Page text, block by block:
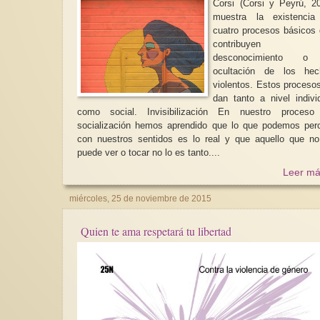
Corsi (Corsi y Peyrú,
muestra la
cuatro procesos básicos
contribuyen
desconocimiento
ocultación de los
violentos. Estos
dan tanto a nivel
como social. Invisibilización En nuestro proceso de
socialización hemos aprendido que lo que podemos
con nuestros sentidos es lo real y que aquello que
puede ver o tocar no lo es tanto....
Leer
miércoles, 25 de noviembre de 2015
Quien te ama respetará tu libertad